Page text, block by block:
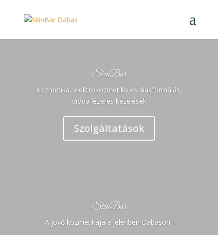
SkinBar
Kozmetika, elektrokozmetika és alakformálás,
dióda lézeres kezelések
Szolgáltatások
SkinBar
A jövő kozmetikája a jelenben Dabason !